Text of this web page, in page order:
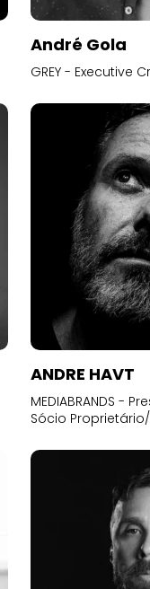
André Gola
GREY - Executive
ANDRE HAVT
MEDIABRANDS -
Sócio